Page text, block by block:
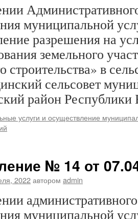
муниципальной
разрешения на
земельного
строительства» в
сельсовет
район Республики
услуги и осуществление
№ 14 от
2022автором admin
муниципальной